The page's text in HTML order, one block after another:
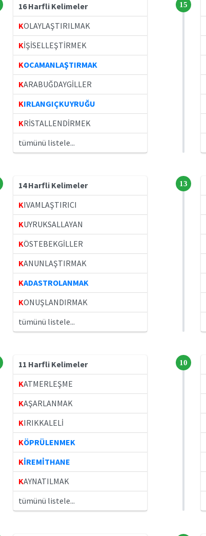
16 Harfli Kelimeler
KOLAYLAŞTIRILMAK
KİŞİSELLEŞTİRMEK
KOCAMANLAŞTIRMAK
KARABUĞDAYGİLLER
KIRLANGIÇKUYRUĞU
KRİSTALLENDİRMEK
tümünü listele...
15
14 Harfli Kelimeler
KIVAMLAŞTIRICI
KUYRUKSALLAYAN
KÖSTEBEKGİLLER
KANUNLAŞTIRMAK
KADASTROLANMAK
KONUŞLANDIRMAK
tümünü listele...
13
11 Harfli Kelimeler
KATMERLEŞME
KAŞARLANMAK
KIRIKKALELİ
KÖPRÜLENMEK
KİREMİTHANE
KAYNATILMAK
tümünü listele...
10